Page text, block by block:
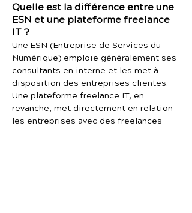
Quelle est la différence entre une
ESN et une plateforme freelance
IT ?
Une ESN (Entreprise de Services du
Numérique) emploie généralement ses
consultants en interne et les met à
disposition des entreprises clientes.
Une plateforme freelance IT, en
revanche, met directement en relation
les entreprises avec des freelances